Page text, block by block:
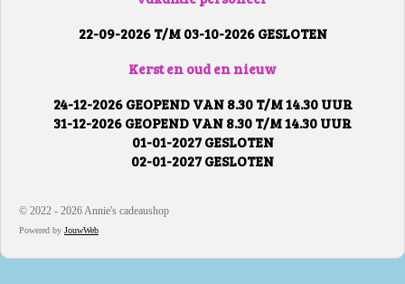
22-09-2026 T/M 03-10-2026 GESLOTEN
Kerst en oud en nieuw
24-12-2026 GEOPEND VAN 8.30 T/M 14.30 UUR
31-12-2026 GEOPEND VAN 8.30 T/M 14.30 UUR
01-01-2027 GESLOTEN
02-01-2027 GESLOTEN
© 2022 - 2026 Annie's cadeaushop
Powered by JouwWeb